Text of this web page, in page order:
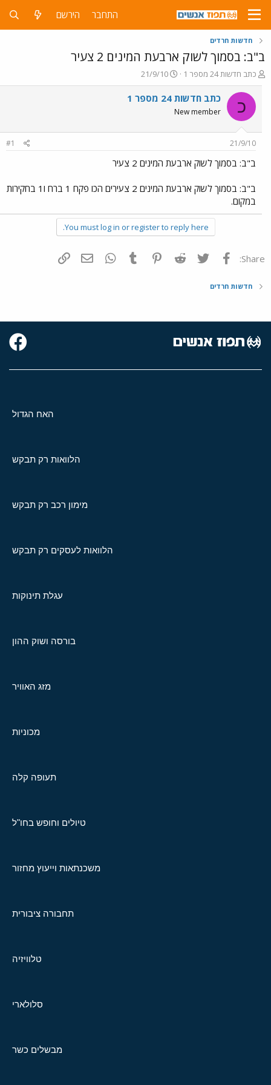
התחבר הירשם
חדשות חרדים
ב"ב: בסמוך לשוק ארבעת המינים 2 צעיר
פ
ו
ת
ח
ה
ו
ש
א
כתב חדשות 24 מספר 1
פ
ו
ר
ר
21/9/10
כ כתב חדשות 24 מספר 1
New member
21/9/10
#1
ב"ב: בסמוך לשוק ארבעת המינים 2 צעיר
ב"ב: בסמוך לשוק ארבעת המינים 2 צעירים הכו פקח 1 ברח ו1 בחקירות
במקום.
You must log in or register to reply here.
Share: פייסבוק Twitter
Reddit
Pinterest
Tumblr
WhatsAppדואר אלקטרוני
חדשות חרדים
האח הגדול
הלוואות רק תבקש
מימון רכב רק תבקש
הלוואות לעסקים רק תבקש
עגלת תינוקות
בורסה ושוק ההון
מזג האוויר
מכוניות
תעופה קלה
טיולים וחופש בחו"ל
משכנתאות וייעוץ מחזור
תחבורה ציבורית
טלוויזיה
סלולארי
מבשלים כשר